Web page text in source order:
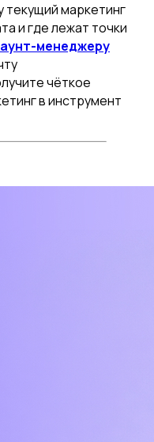
текущий маркетинг
и где лежат точки
менеджеру
чёткое
в инструмент